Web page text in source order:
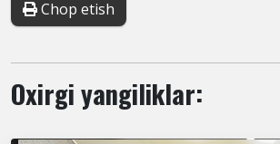
Chop etish
Oxirgi yangiliklar: